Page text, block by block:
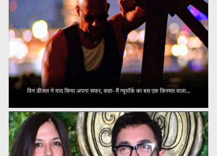
विन डीजल ने याद किया अपना सफर, कहा- मैं न्यूयॉर्क का बस एक किस्मत वाला...